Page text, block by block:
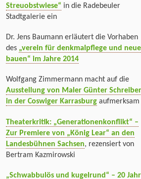
Streuobstwiese“ in die Radebeuler
Stadtgalerie ein
Dr. Jens Baumann erläutert die Vorhaben
des „verein für denkmalpflege und
bauen“ im Jahre 2014
Wolfgang Zimmermann macht auf die
Ausstellung von Maler Günter Schreiber
in der Coswiger Karrasburg aufmerksam
Theaterkritik: „Generationenkonflikt“ –
Zur Premiere von „König Lear“ an den
Landesbühnen Sachsen, rezensiert von
Bertram Kazmirowski
„Schwabbulös und kugelrund“ – 20